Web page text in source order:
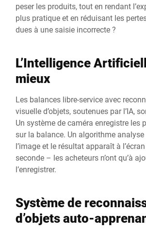
peser les produits, tout en rendant
plus pratique et en réduisant les
dues à une saisie incorrecte ?
L’Intelligence
mieux
Les balances libre-service avec
visuelle d’objets, soutenues par l’IA,
Un système de caméra enregistre les
sur la balance. Un algorithme
l’image et le résultat apparaît à
seconde – les acheteurs n’ont qu’à
l’enregistrer.
Système de
d’objets auto-